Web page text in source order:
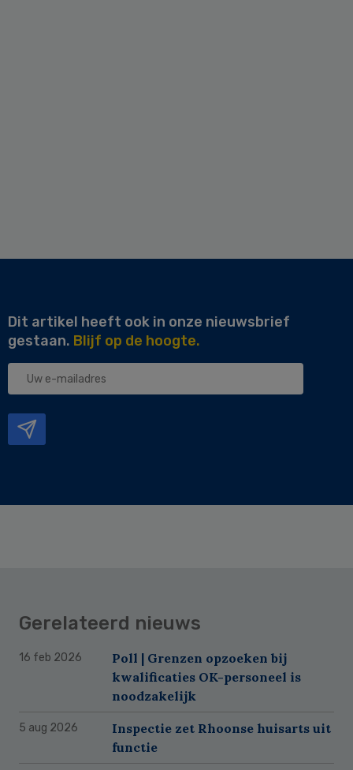
Dit artikel heeft ook in onze nieuwsbrief
gestaan. Blijf op de hoogte.
Uw
Gerelateerd nieuws
16 feb 2026
Poll | Grenzen opzoeken bij
kwalificaties OK-personeel is
noodzakelijk
5 aug 2026
Inspectie zet Rhoonse huisarts uit
functie